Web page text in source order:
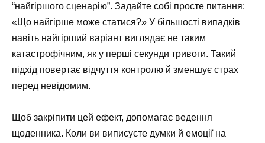
“найгіршого сценарію”. Задайте собі просте питання:
«Що найгірше може статися?» У більшості випадків
навіть найгірший варіант виглядає не таким
катастрофічним, як у перші секунди тривоги. Такий
підхід повертає відчуття контролю й зменшує страх
перед невідомим.
Щоб закріпити цей ефект, допомагає ведення
щоденника. Коли ви виписуєте думки й емоції на